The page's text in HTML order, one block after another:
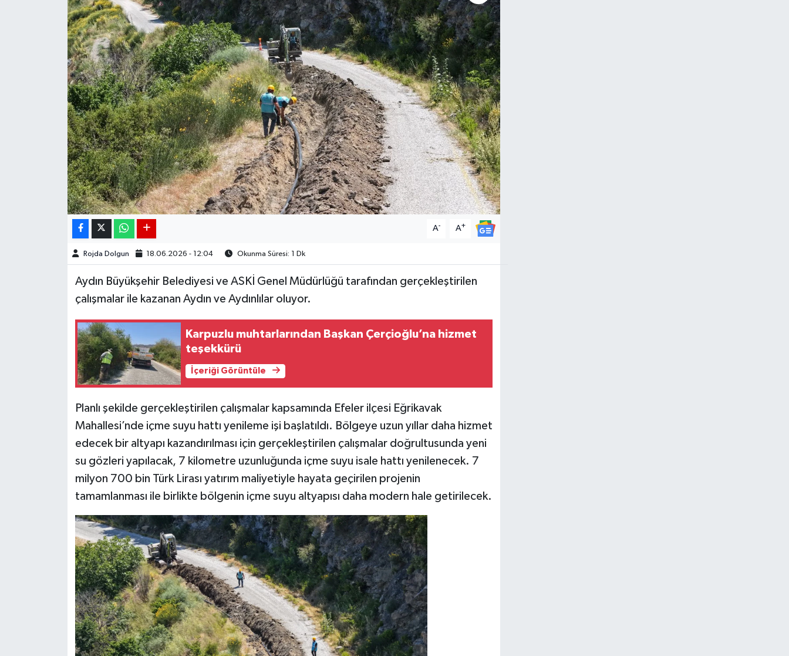
A- A+
Rojda Dolgun 18.06.2026 - 12:04 Okunma Süresi: 1 Dk
Aydın Büyükşehir Belediyesi ve ASKİ Genel Müdürlüğü tarafından gerçekleştirilen
çalışmalar ile kazanan Aydın ve Aydınlılar oluyor.
Karpuzlu muhtarlarından Başkan Çerçioğlu’na hizmet
teşekkürü
İçeriği Görüntüle
Planlı şekilde gerçekleştirilen çalışmalar kapsamında Efeler ilçesi Eğrikavak
Mahallesi’nde içme suyu hattı yenileme işi başlatıldı. Bölgeye uzun yıllar daha hizmet
edecek bir altyapı kazandırılması için gerçekleştirilen çalışmalar doğrultusunda yeni
su gözleri yapılacak, 7 kilometre uzunluğunda içme suyu isale hattı yenilenecek. 7
milyon 700 bin Türk Lirası yatırım maliyetiyle hayata geçirilen projenin
tamamlanması ile birlikte bölgenin içme suyu altyapısı daha modern hale getirilecek.
EĞİTİM
EKOLOJİ VE ÇEVRE
BİLİM VE TEKNOLOJİ
GÜNDEM
HABERDE İNSAN
KÜLTÜR SANAT
ÖZEL HABER
ŞİRKET HABERLERİ
AFYONKARAHİSAR